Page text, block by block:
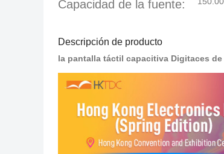
Capacidad de la fuente:
Descripción de producto
la pantalla táctil capacitiva Digitaces